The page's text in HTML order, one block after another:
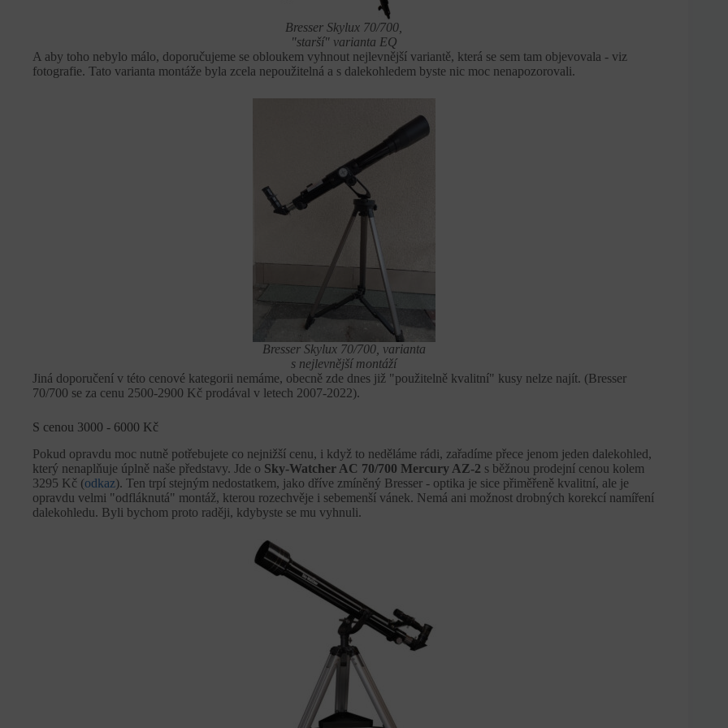
Bresser Skylux 70/700,
"starší" varianta EQ
A aby toho nebylo málo, doporučujeme se obloukem vyhnout nejlevnější variantě, která se sem tam objevovala - viz
fotografie. Tato varianta montáže byla zcela nepoužitelná a s dalekohledem byste nic moc nenapozorovali.
Bresser Skylux 70/700, varianta
s nejlevnější montáží
Jiná doporučení v této cenové kategorii nemáme, obecně zde dnes již "použitelně kvalitní" kusy nelze najít. (Bresser
70/700 se za cenu 2500-2900 Kč prodával v letech 2007-2022).
S cenou 3000 - 6000 Kč
Pokud opravdu moc nutně potřebujete co nejnižší cenu, i když to neděláme rádi, zařadíme přece jenom jeden dalekohled,
který nenaplňuje úplně naše představy. Jde o Sky-Watcher AC 70/700 Mercury AZ-2 s běžnou prodejní cenou kolem
3295 Kč (odkaz). Ten trpí stejným nedostatkem, jako dříve zmíněný Bresser - optika je sice přiměřeně kvalitní, ale je
opravdu velmi "odfláknutá" montáž, kterou rozechvěje i sebemenší vánek. Nemá ani možnost drobných korekcí namíření
dalekohledu. Byli bychom proto raději, kdybyste se mu vyhnuli.